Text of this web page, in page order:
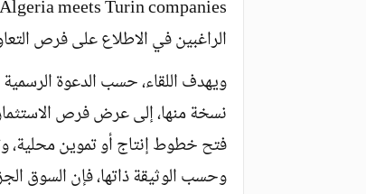
الراغبين في الاطلاع على فرص
ويهدف اللقاء، حسب الدعوة
نسخة منها، إلى عرض فرص الاستثمار
فتح خطوط إنتاج أو تموين محلية،
وحسب الوثيقة ذاتها، فإن السوق